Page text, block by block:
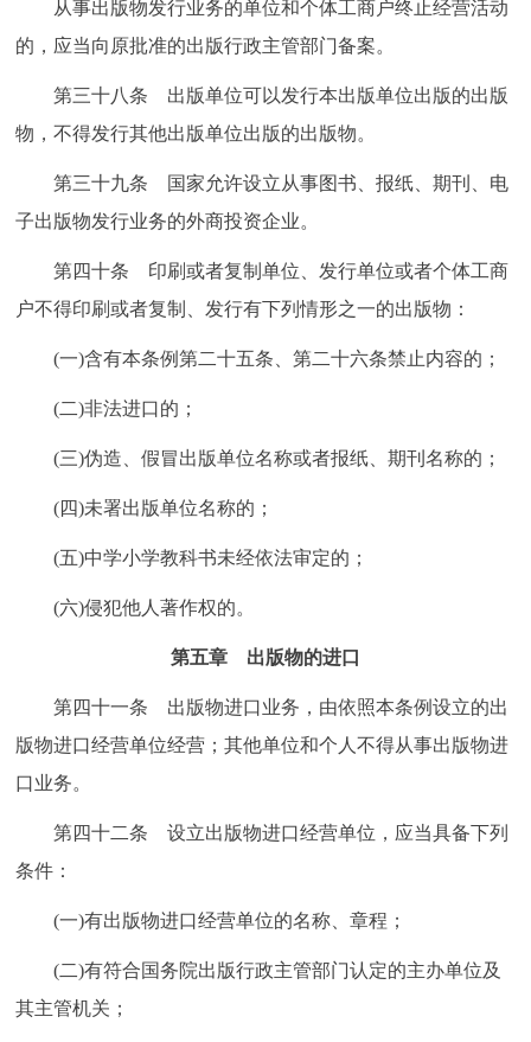
从事出版物发行业务的单位和个体工商户终止经营活动
的，应当向原批准的出版行政主管部门备案。
第三十八条 出版单位可以发行本出版单位出版的出版
物，不得发行其他出版单位出版的出版物。
第三十九条 国家允许设立从事图书、报纸、期刊、电
子出版物发行业务的外商投资企业。
第四十条 印刷或者复制单位、发行单位或者个体工商
户不得印刷或者复制、发行有下列情形之一的出版物：
(一)含有本条例第二十五条、第二十六条禁止内容的；
(二)非法进口的；
(三)伪造、假冒出版单位名称或者报纸、期刊名称的；
(四)未署出版单位名称的；
(五)中学小学教科书未经依法审定的；
(六)侵犯他人著作权的。
第五章 出版物的进口
第四十一条 出版物进口业务，由依照本条例设立的出
版物进口经营单位经营；其他单位和个人不得从事出版物进
口业务。
第四十二条 设立出版物进口经营单位，应当具备下列
条件：
(一)有出版物进口经营单位的名称、章程；
(二)有符合国务院出版行政主管部门认定的主办单位及
其主管机关；